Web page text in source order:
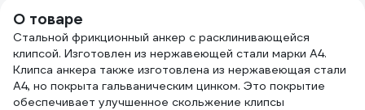
О товаре
Стальной фрикционный анкер с расклинивающейся
клипсой. Изготовлен из нержавеющей стали марки А4.
Клипса анкера также изготовлена из нержавеющая стали
А4, но покрыта гальваническим цинком. Это покрытие
обеспечивает улучшенное скольжение клипсы